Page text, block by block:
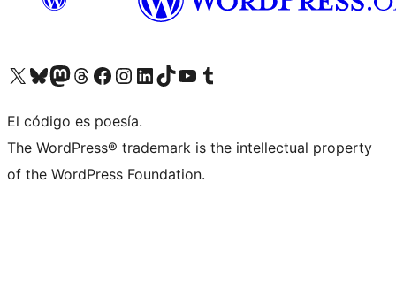
Visita nuestra cuenta de X (anteriormente Twitter)
Visita nuestra cuenta de Bluesky
Visita nuestra cuenta de Mastodon
Visita nuestra cuenta de Threads
Visita nuestra página de Facebook
Visita nuestra cuenta de Instagram
Visita nuestra cuenta de LinkedIn
Visita nuestra cuenta de TikTok
Visita nuestro canal de YouTube
Visita nuestra cuenta de Tumblr
El código es poesía.
The WordPress® trademark is the intellectual property
of the WordPress Foundation.